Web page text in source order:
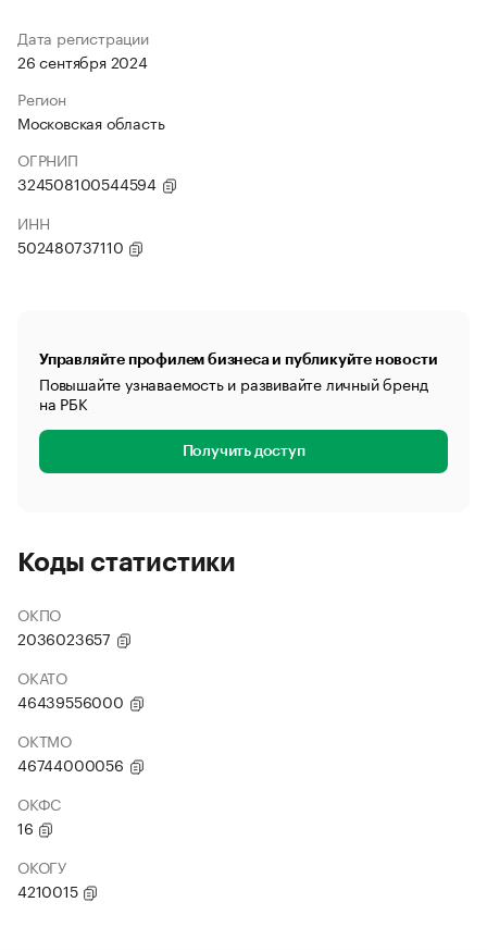
Дата регистрации
26 сентября 2024
Регион
Московская область
ОГРНИП
324508100544594
ИНН
502480737110
Управляйте профилем бизнеса и публикуйте новости
Повышайте узнаваемость и развивайте личный бренд
на РБК
Получить доступ
Коды статистики
ОКПО
2036023657
ОКАТО
46439556000
ОКТМО
46744000056
ОКФС
16
ОКОГУ
4210015